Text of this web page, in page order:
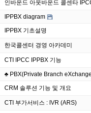
인바운드 아웃바운드 콜센타
IPPBX diagram
IPPBX 기초설명
한국콜센터 경영 아카데미
CTI IPCC IPPBX 기능
♣ PBX(Private Branch
CRM 솔루션 기능 및 개요
CTI 부가서비스 : IVR (ARS)